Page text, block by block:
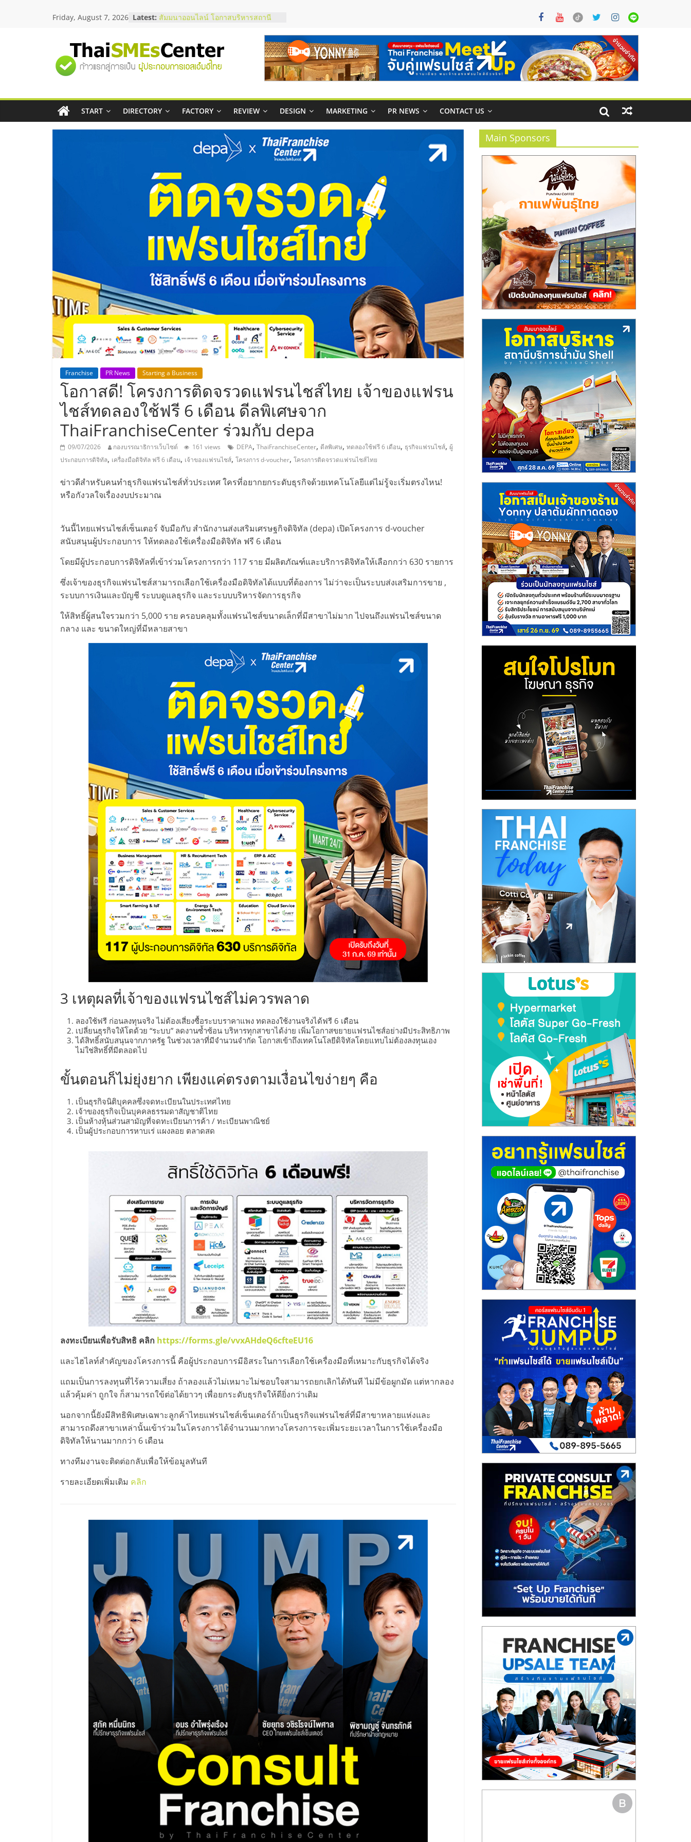
Friday, August 7, 2026 Latest: อยากหาเงินทุน เพิ่มสภาพคล่องให้ธุรกิจ
สัมมนาออนไลน์ โอกาสบริหารสถานี
บริการน้ำมัน Shell
สัมมนาลงทุน แฟรนไชส์ยอนนี่
ThaiFranchise Meet Up จับคู่แฟรน
โซลูชันระบบภาพและเสียง
บริษัท Cybersecurity ในไทยที่ไหนดี?
วิธีเลือกผู้ให้บริการให้คุ้มค่าและตอบ
โจทย์ธุรกิจ
"ศูนย์
รวม
ข้อมูล
SME
ประเทศไทย,
ThaiSMEsCenter,
รวม
ธุรกิจ
เอ
ส
เอ็
มอี
ไทย,
SMEs,
แฟ
รน
ไชส์,
ที่
ปรึกษา
ไชส์
ขาย
ไชส์
รน
ไชส์
ขาย
หน้า
บ้าน
ลงทุน
ปรึกษา
การ
ลงทุน
และ
ขยาย
สา
ขา
ไชส์,
ศูนย์
พร้อม
START DIRECTORY FACTORY REVIEW DESIGN MARKETING PR NEWS CONTACT US
Franchise PR News Starting a Business
โอกาสดี! โครงการติดจรวดแฟรนไชส์ไทย เจ้าของแฟรน
ไชส์ทดลองใช้ฟรี 6 เดือน ดีลพิเศษจาก
ThaiFranchiseCenter ร่วมกับ depa
09/07/2026 กองบรรณาธิการเว็บไซต์ 161 views DEPA, ThaiFranchiseCenter, ดีลพิเศษ, ทดลองใช้ฟรี 6 เดือน, ธุรกิจแฟรนไชส์, ผู้
ประกอบการดิจิทัล, เครื่องมือดิจิทัล ฟรี 6 เดือน, เจ้าของแฟรนไชส์, โครงการ d-voucher, โครงการติดจรวดแฟรนไชส์ไทย
ข่าวดีสำหรับคนทำธุรกิจแฟรนไชส์ทั่วประเทศ ใครที่อยากยกระดับธุรกิจด้วยเทคโนโลยีแต่ไม่รู้จะเริ่มตรงไหน!
หรือกังวลใจเรื่องงบประมาณ
วันนี้ไทยแฟรนไชส์เซ็นเตอร์ จับมือกับ สำนักงานส่งเสริมเศรษฐกิจดิจิทัล (depa) เปิดโครงการ d-voucher
สนับสนุนผู้ประกอบการ ให้ทดลองใช้เครื่องมือดิจิทัล ฟรี 6 เดือน
โดยมีผู้ประกอบการดิจิทัลที่เข้าร่วมโครงการกว่า 117 ราย มีผลิตภัณฑ์และบริการดิจิทัลให้เลือกกว่า 630 รายการ
ซึ่งเจ้าของธุรกิจแฟรนไชส์สามารถเลือกใช้เครื่องมือดิจิทัลได้แบบที่ต้องการ ไม่ว่าจะเป็นระบบส่งเสริมการขาย ,
ระบบการเงินและบัญชี ระบบดูแลธุรกิจ และระบบบริหารจัดการธุรกิจ
ให้สิทธิ์ผู้สนใจรวมกว่า 5,000 ราย ครอบคลุมทั้งแฟรนไชส์ขนาดเล็กที่มีสาขาไม่มาก ไปจนถึงแฟรนไชส์ขนาด
กลาง และ ขนาดใหญ่ที่มีหลายสาขา
3 เหตุผลที่เจ้าของแฟรนไชส์ไม่ควรพลาด
ลองใช้ฟรี ก่อนลงทุนจริง ไม่ต้องเสี่ยงซื้อระบบราคาแพง ทดลองใช้งานจริงได้ฟรี 6 เดือน
เปลี่ยนธุรกิจให้โตด้วย “ระบบ” ลดงานซ้ำซ้อน บริหารทุกสาขาได้ง่าย เพิ่มโอกาสขยายแฟรนไชส์อย่างมีประสิทธิภาพ
ได้สิทธิ์สนับสนุนจากภาครัฐ ในช่วงเวลาที่มีจำนวนจำกัด โอกาสเข้าถึงเทคโนโลยีดิจิทัลโดยแทบไม่ต้องลงทุนเอง
ไม่ใช่สิทธิ์ที่มีตลอดไป
ขั้นตอนก็ไม่ยุ่งยาก เพียงแค่ตรงตามเงื่อนไขง่ายๆ คือ
เป็นธุรกิจนิติบุคคลซึ่งจดทะเบียนในประเทศไทย
เจ้าของธุรกิจเป็นบุคคลธรรมดาสัญชาติไทย
เป็นห้างหุ้นส่วนสามัญที่จดทะเบียนการค้า / ทะเบียนพาณิชย์
เป็นผู้ประกอบการหาบเร่ แผงลอย ตลาดสด
ลงทะเบียนเพื่อรับสิทธิ คลิก https://forms.gle/vvxAHdeQ6cfteEU16
และไฮไลท์สำคัญของโครงการนี้ คือผู้ประกอบการมีอิสระในการเลือกใช้เครื่องมือที่เหมาะกับธุรกิจได้จริง
แถมเป็นการลงทุนที่ไร้ความเสี่ยง ถ้าลองแล้วไม่เหมาะไม่ชอบใจสามารถยกเลิกได้ทันที ไม่มีข้อผูกมัด แต่หากลอง
แล้วคุ้มค่า ถูกใจ ก็สามารถใข้ต่อได้ยาวๆ เพื่อยกระดับธุรกิจให้ดียิ่งกว่าเดิม
นอกจากนี้ยังมีสิทธิพิเศษเฉพาะลูกค้าไทยแฟรนไชส์เซ็นเตอร์ถ้าเป็นธุรกิจแฟรนไชส์ที่มีสาขาหลายแห่งและ
สามารถดึงสาขาเหล่านั้นเข้าร่วมในโครงการได้จำนวนมากทางโครงการจะเพิ่มระยะเวลาในการใช้เครื่องมือ
ดิจิทัลให้นานมากกว่า 6 เดือน
ทางทีมงานจะติดต่อกลับเพื่อให้ข้อมูลทันที
รายละเอียดเพิ่มเติม คลิก
Main Sponsors